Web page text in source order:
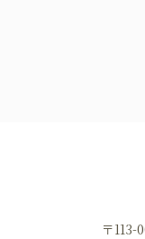
〒113-